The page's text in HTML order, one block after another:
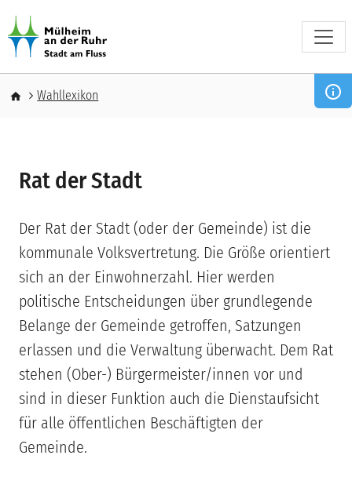
Pfadnavigation
Wahllexikon
Rat der Stadt
Der Rat der Stadt (oder der Gemeinde) ist die
kommunale Volksvertretung. Die Größe orientiert
sich an der Einwohnerzahl. Hier werden
politische Entscheidungen über grundlegende
Belange der Gemeinde getroffen, Satzungen
erlassen und die Verwaltung überwacht. Dem Rat
stehen (Ober-) Bürgermeister/innen vor und
sind in dieser Funktion auch die Dienstaufsicht
für alle öffentlichen Beschäftigten der
Gemeinde.